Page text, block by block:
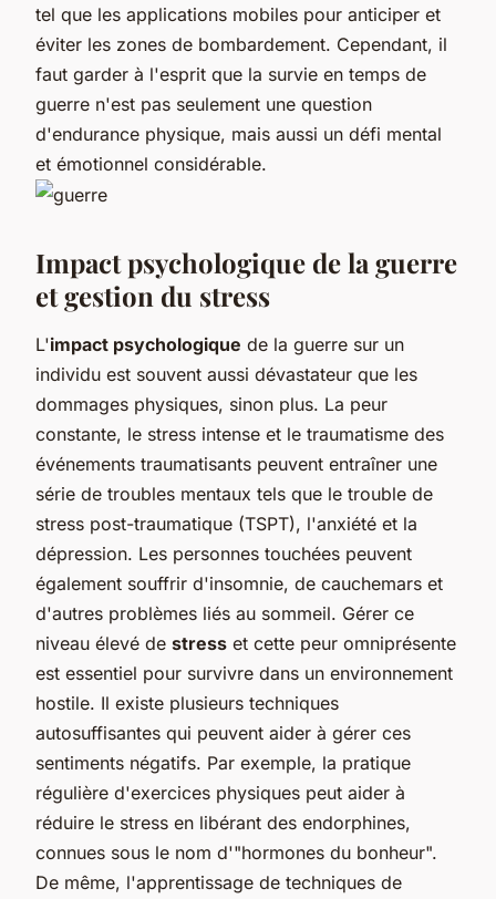
tel que les applications mobiles pour anticiper et
éviter les zones de bombardement. Cependant, il
faut garder à l'esprit que la survie en temps de
guerre n'est pas seulement une question
d'endurance physique, mais aussi un défi mental
et émotionnel considérable.
Impact psychologique de la guerre
et gestion du stress
L'impact psychologique de la guerre sur un
individu est souvent aussi dévastateur que les
dommages physiques, sinon plus. La peur
constante, le stress intense et le traumatisme des
événements traumatisants peuvent entraîner une
série de troubles mentaux tels que le trouble de
stress post-traumatique (TSPT), l'anxiété et la
dépression. Les personnes touchées peuvent
également souffrir d'insomnie, de cauchemars et
d'autres problèmes liés au sommeil. Gérer ce
niveau élevé de stress et cette peur omniprésente
est essentiel pour survivre dans un environnement
hostile. Il existe plusieurs techniques
autosuffisantes qui peuvent aider à gérer ces
sentiments négatifs. Par exemple, la pratique
régulière d'exercices physiques peut aider à
réduire le stress en libérant des endorphines,
connues sous le nom d'"hormones du bonheur".
De même, l'apprentissage de techniques de